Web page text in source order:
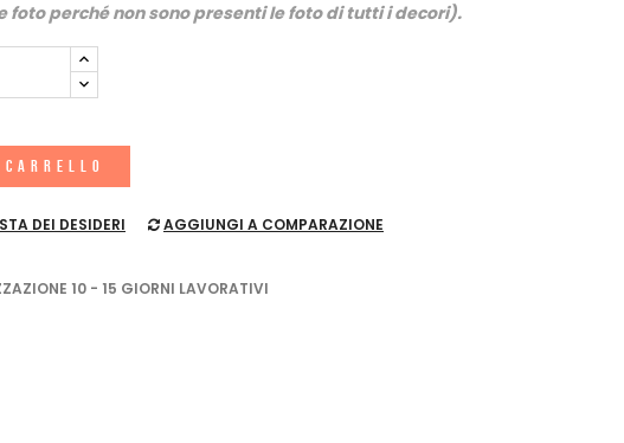
foto perché non sono presenti le foto di tutti i decori).
DEI DESIDERI AGGIUNGI A COMPARAZIONE
10 - 15 GIORNI LAVORATIVI